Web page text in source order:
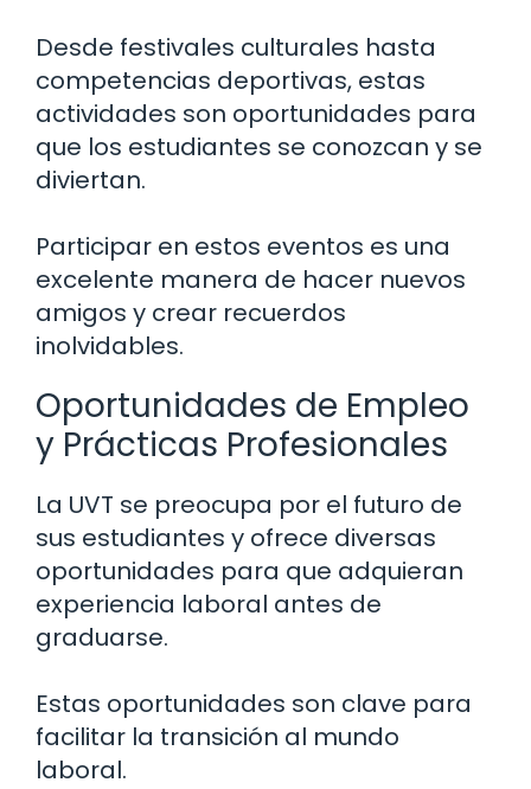
Desde festivales culturales hasta
competencias deportivas, estas
actividades son oportunidades para
que los estudiantes se conozcan y se
diviertan.
Participar en estos eventos es una
excelente manera de hacer nuevos
amigos y crear recuerdos
inolvidables.
Oportunidades de Empleo
y Prácticas Profesionales
La UVT se preocupa por el futuro de
sus estudiantes y ofrece diversas
oportunidades para que adquieran
experiencia laboral antes de
graduarse.
Estas oportunidades son clave para
facilitar la transición al mundo
laboral.